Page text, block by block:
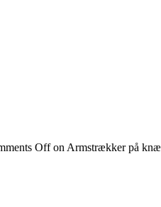
Offon Armstrækker på knæ